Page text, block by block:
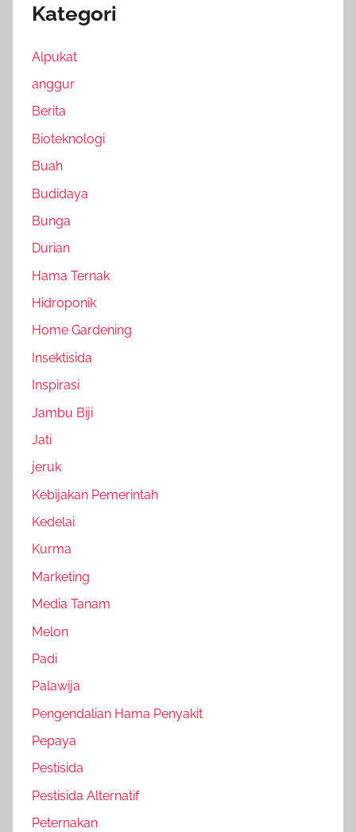
Kategori
Alpukat
anggur
Berita
Bioteknologi
Buah
Budidaya
Bunga
Durian
Hama Ternak
Hidroponik
Home Gardening
Insektisida
Inspirasi
Jambu Biji
Jati
jeruk
Kebijakan Pemerintah
Kedelai
Kurma
Marketing
Media Tanam
Melon
Padi
Palawija
Pengendalian Hama Penyakit
Pepaya
Pestisida
Pestisida Alternatif
Peternakan